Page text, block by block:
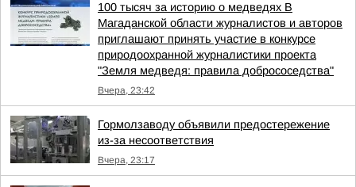
100 тысяч за историю о медведях В
Магаданской области журналистов и авторов
приглашают принять участие в конкурсе
природоохранной журналистики проекта
"Земля медведя: правила добрососедства"
Вчера, 23:42
Гормолзаводу объявили предостережение
из-за несоответствия
Вчера, 23:17